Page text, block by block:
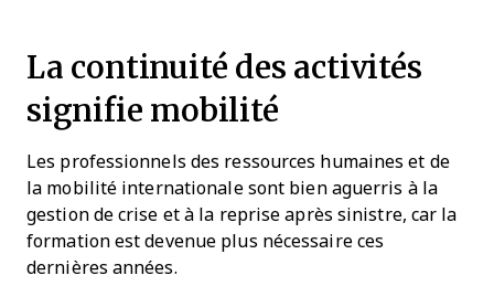
La continuité des activités
signifie mobilité
Les professionnels des ressources humaines et de
la mobilité internationale sont bien aguerris à la
gestion de crise et à la reprise après sinistre, car la
formation est devenue plus nécessaire ces
dernières années.